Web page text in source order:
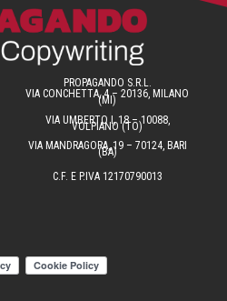
PROPAGANDO S.R.L.
VIA CONCHETTA, 4 – 20136, MILANO
(MI)
VIA UMBERTO I, 18 – 10088,
VOLPIANO (TO)
VIA MANDRAGORA, 19 – 70124, BARI
(BA)
C.F. E P.IVA 12170790013